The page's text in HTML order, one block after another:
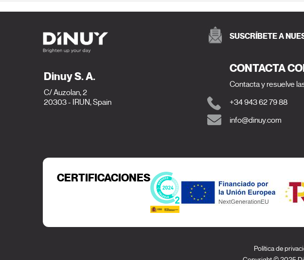
Dinuy S. A.
C/ Auzolan, 2
20303 - IRUN, Spain
SUSCRÍBETE A
CONTACTA
Contacta y resuelve
+34 943 62 79 88
info@dinuy.com
CERTIFICACIONES
Política de